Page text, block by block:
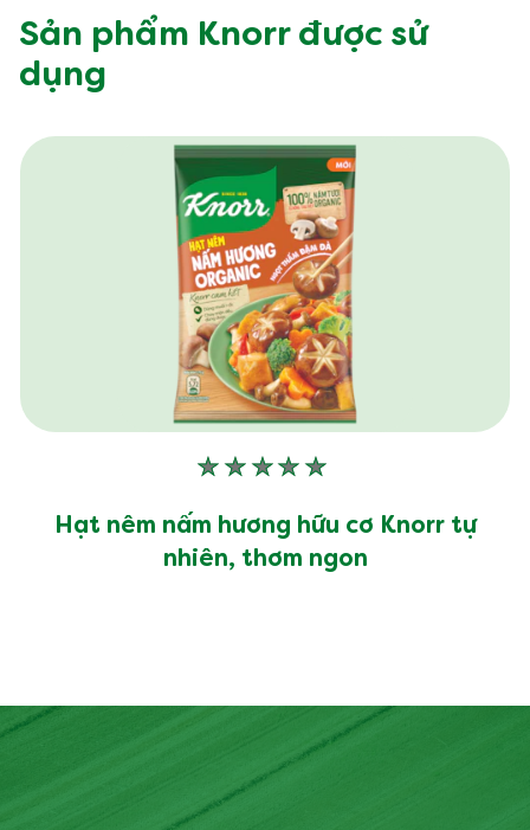
Sản phẩm Knorr được sử
dụng
Hạt nêm nấm hương hữu cơ Knorr tự
nhiên, thơm ngon
Không
xếp
hạng
nào